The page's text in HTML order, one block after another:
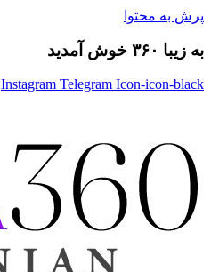
پرش به محتوا
به زیبا ۳۶۰ خوش آمدید
Instagram Telegram Icon-icon-black